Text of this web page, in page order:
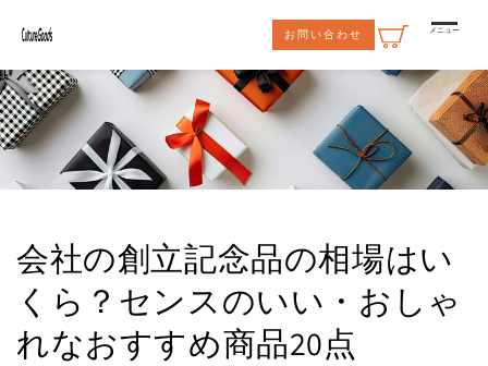
ンツに
進む
お問い合わせ メニュー
会社の創立記念品の相場はい
くら？センスのいい・おしゃ
れなおすすめ商品20点